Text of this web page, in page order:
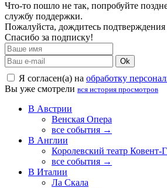
Что-то пошло не так, попробуйте
службу поддержки.
Пожалуйста, дождитесь
Спасибо за подписку!
Ok
Я согласен(а) на обработку
Вы уже смотрели вся история просмотров
В Австрии
Венская Опера
все события →
В Англии
Королевский театр Ковент-
все события →
В Италии
Ла Скала